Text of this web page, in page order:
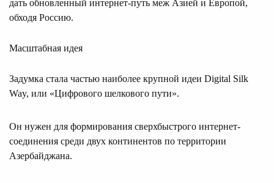
дать обновленный интернет-путь меж Азией и Европой,
обходя Россию.
Масштабная идея
Задумка стала частью наиболее крупной идеи Digital Silk
Way, или «Цифрового шелкового пути».
Он нужен для формирования сверхбыстрого интернет-
соединения среди двух континентов по территории
Азербайджана.